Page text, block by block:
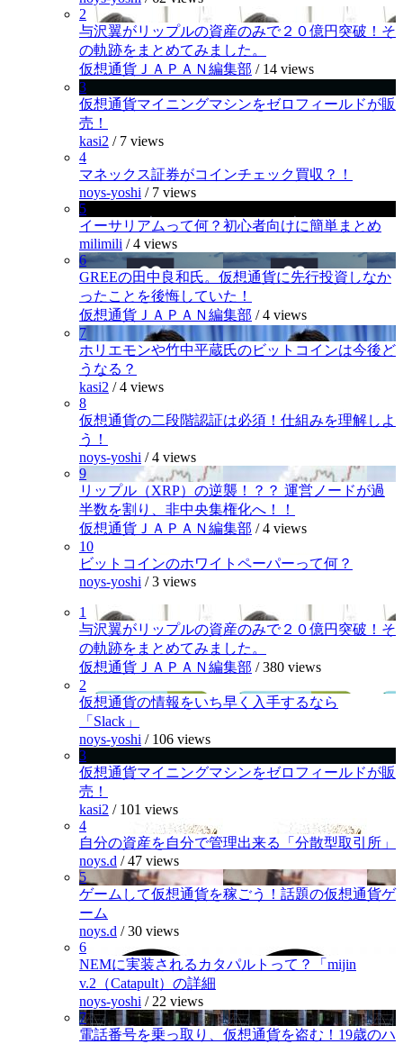
2
与沢翼がリップルの資産のみで２０億円突破！そ
の軌跡をまとめてみました。
仮想通貨ＪＡＰＡＮ編集部 / 14 views
3
仮想通貨マイニングマシンをゼロフィールドが販
売！
kasi2 / 7 views
4
マネックス証券がコインチェック買収？！
noys-yoshi / 7 views
5
イーサリアムって何？初心者向けに簡単まとめ
milimili /4 views
6
GREEの田中良和氏。仮想通貨に先行投資しなか
ったことを後悔していた！
仮想通貨ＪＡＰＡＮ編集部 /4 views
7
ホリエモンや竹中平蔵氏のビットコインは今後ど
うなる？
kasi2 /4 views
8
仮想通貨の二段階認証は必須！仕組みを理解しよ
う！
noys-yoshi /4 views
9
リップル（XRP）の逆襲！？？ 運営ノードが過
半数を割り、非中央集権化へ！！
仮想通貨ＪＡＰＡＮ編集部 /4 views
10
ビットコインのホワイトペーパーって何？
noys-yoshi /3 views
1
与沢翼がリップルの資産のみで２０億円突破！そ
の軌跡をまとめてみました。
仮想通貨ＪＡＰＡＮ編集部 /380 views
2
仮想通貨の情報をいち早く入手するなら
「Slack」
noys-yoshi / 106 views
3
仮想通貨マイニングマシンをゼロフィールドが販
売！
kasi2 / 101 views
4
自分の資産を自分で管理出来る「分散型取引所」
noys.d /47 views
5
ゲームして仮想通貨を稼ごう！話題の仮想通貨ゲ
ーム
noys.d /30 views
6
NEMに実装されるカタパルトって？「mijin
v.2（Catapult）の詳細
noys-yoshi / 22 views
7
電話番号を乗っ取り、仮想通貨を盗む！19歳のハ